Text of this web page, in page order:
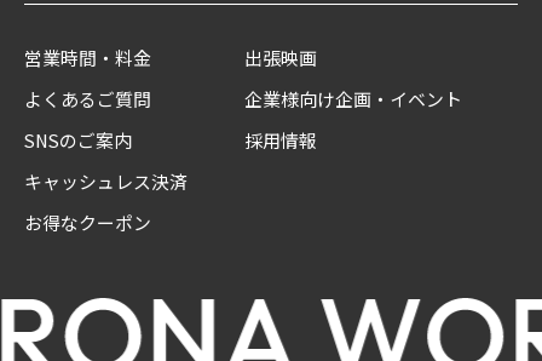
営業時間・料金
よくあるご質問
SNSのご案内
キャッシュレス決済
お得なクーポン
出張映画
企業様向け企画・イベント
採用情報